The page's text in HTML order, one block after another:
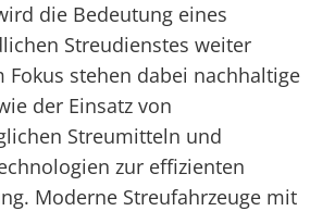
die Bedeutung eines
Streudienstes weiter
Fokus stehen dabei nachhaltige
der Einsatz von
Streumitteln und
zur effizienten
Moderne Streufahrzeuge mit